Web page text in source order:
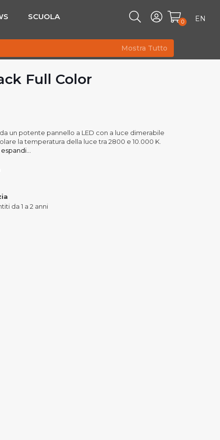
SCUOLA
0 EN
Mostra Tutto
Full Color
un potente pannello a LED con a luce dimerabile
la temperatura della luce tra 2800 e 10.000 K.
espandi...
da 1 a 2 anni